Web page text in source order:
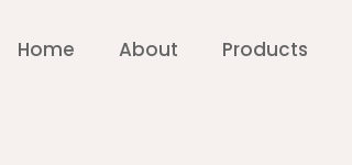
Home About Products